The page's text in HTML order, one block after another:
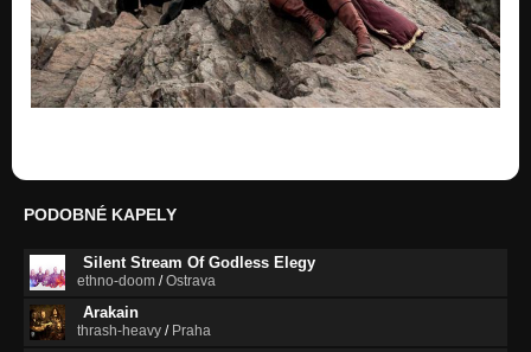
PODOBNÉ KAPELY
Silent Stream Of Godless Elegy
ethno-doom /Ostrava
Arakain
thrash-heavy / Praha